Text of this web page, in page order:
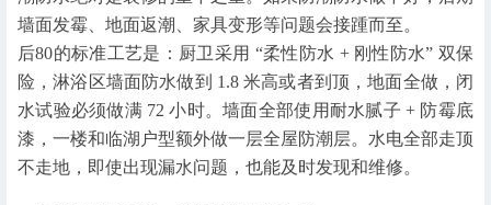
墙面发霉、地面返潮、家具变形等问题会接踵而至。
后80的标准工艺是：厨卫采用 “柔性防水 + 刚性防水” 双保
险，淋浴区墙面防水做到 1.8 米高或者到顶，地面全做，闭
水试验必须做满 72 小时。墙面全部使用耐水腻子 + 防霉底
漆，一楼和临湖户型额外做一层全屋防潮层。水电全部走顶
不走地，即使出现漏水问题，也能及时发现和维修。